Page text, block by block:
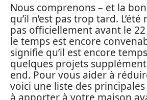
Nous comprenons – et la
qu’il n’est pas trop tard.
pas officiellement avant le
le temps est encore
signifie qu’il est encore
quelques projets
end. Pour vous aider à
voici une liste des
à apporter à votre maison